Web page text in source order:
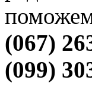
(067)
(099)